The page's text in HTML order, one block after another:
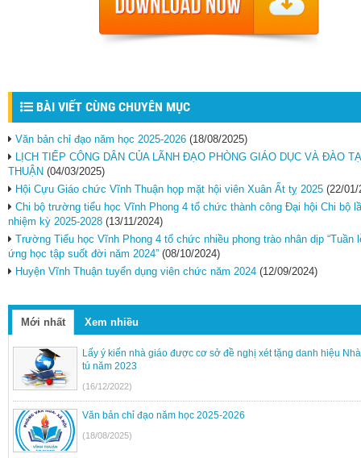
BÀI VIẾT CÙNG CHUYÊN MỤC
Văn bản chỉ đạo năm học 2025-2026 (18/08/2025)
LỊCH TIẾP CÔNG DÂN CỦA LÃNH ĐẠO PHÒNG GIÁO DỤC VÀ ĐÀO
THUẬN (04/03/2025)
Hội Cựu Giáo chức Vĩnh Thuận họp mặt hội viên Xuân Ất tỵ 2025 (22/01/
Chi bộ trường tiểu học Vĩnh Phong 4 tổ chức thành công Đại hội Chi bộ
nhiệm kỳ 2025-2028 (13/11/2024)
Trường Tiểu học Vĩnh Phong 4 tổ chức nhiều phong trào nhân dịp “Tuần
ứng học tập suốt đời năm 2024” (08/10/2024)
Huyện Vĩnh Thuận tuyển dụng viên chức năm 2024 (12/09/2024)
Mới nhất Xem nhiều
Lấy ý kiến nhà giáo được cơ sở đề nghị xét tặng danh hiệu
tú năm 2023
(16/12/2022)
Văn bản chỉ đạo năm học 2025-2026
(18/08/2025)